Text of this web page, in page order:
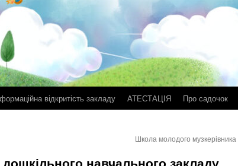
відкритість закладу АТЕСТАЦІЯ Про садочок
Школа молодого музкерівника
дошкільного навчального закладу